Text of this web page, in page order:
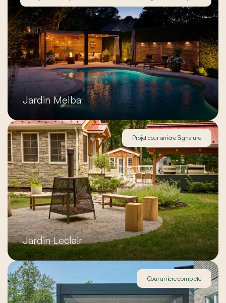
Jardin Melba
Jardin Leclair
Projet cour arrière Signature
Cour arrière complète